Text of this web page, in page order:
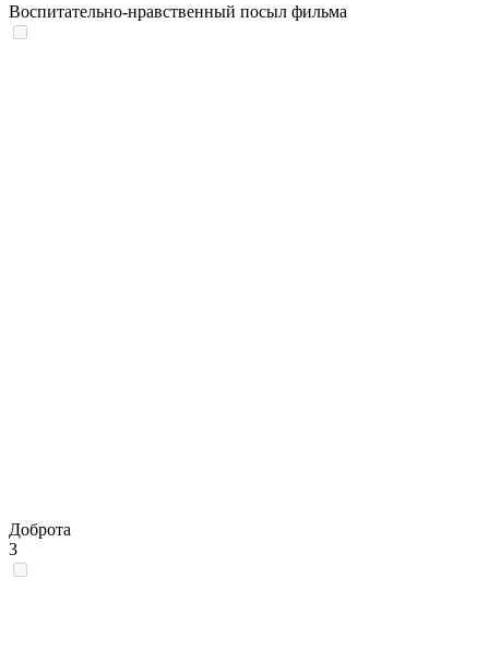
Воспитательно-нравственный посыл фильма
Доброта
3